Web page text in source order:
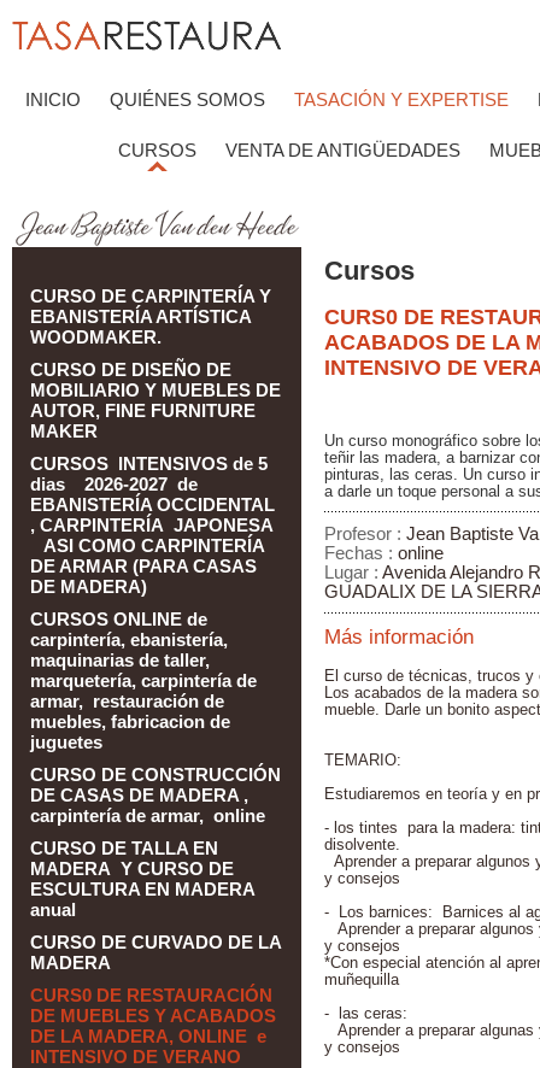
INICIO QUIÉNES SOMOS TASACIÓN Y EXPERTISE
CURSOS VENTA DE ANTIGÜEDADES
CURSO DE CARPINTERÍA Y
EBANISTERÍA ARTÍSTICA
WOODMAKER.
CURSO DE DISEÑO DE
MOBILIARIO Y MUEBLES DE
AUTOR, FINE FURNITURE
MAKER
CURSOS INTENSIVOS de 5
dias 2026-2027 de
EBANISTERÍA OCCIDENTAL
, CARPINTERÍA JAPONESA
ASI COMO CARPINTERÍA
DE ARMAR (PARA CASAS
DE MADERA)
CURSOS ONLINE de
carpintería, ebanistería,
maquinarias de taller,
marquetería, carpintería de
armar, restauración de
muebles, fabricacion de
juguetes
CURSO DE CONSTRUCCIÓN
DE CASAS DE MADERA ,
carpintería de armar, online
CURSO DE TALLA EN
MADERA Y CURSO DE
ESCULTURA EN MADERA
anual
CURSO DE CURVADO DE LA
MADERA
CURS0 DE RESTAURACIÓN
DE MUEBLES Y ACABADOS
DE LA MADERA, ONLINE e
INTENSIVO DE VERANO
Cursos
CURS0 DE
ACABADOS DE LA
INTENSIVO DE
Un curso monográfico sobre
teñir las madera, a barnizar
pinturas, las ceras. Un curso
a darle un toque personal a
Profesor : Jean Baptiste
Fechas : online
Lugar : Avenida Alejandro
GUADALIX DE LA
Más información
El curso de técnicas, trucos
Los acabados de la madera
mueble. Darle un bonito
TEMARIO:
Estudiaremos en teoría y en
- los tintes para la madera:
disolvente.
Aprender a preparar
y consejos
- Los barnices: Barnices al
Aprender a preparar
y consejos
*Con especial atención al
muñequilla
- las ceras:
Aprender a preparar
y consejos